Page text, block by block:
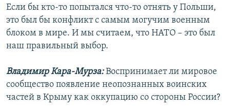
Если бы кто-то попытался что-то отнять у Польши,
это был бы конфликт с самым могучим военным
блоком в мире. И мы считаем, что НАТО – это был
наш правильный выбор.
Владимир Кара-Мурза:Воспринимает ли мировое
сообщество появление неопознанных воинских
частей в Крыму как оккупацию со стороны России?